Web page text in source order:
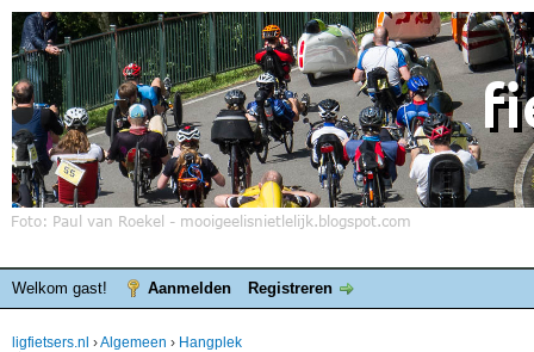
Welkom gast! Aanmelden Registreren
ligfietsers.nl ›Algemeen › Hangplek